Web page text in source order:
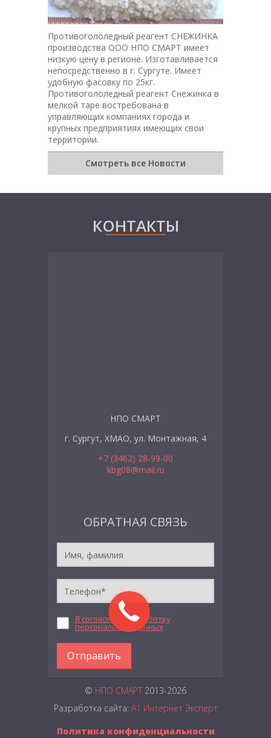
Противогололедный реагент СНЕЖИНКА
производства ООО НПО СМАРТ имеет
низкую цену в регионе. Изготавливается
непосредственно в г. Сургуте. Имеет
удобную фасовку по 25кг.
Противогололедный реагент Снежинка в
мелкой таре востребована в
управляющих компаниях города и
крупных предприятиях имеющих свои
территории.
Смотреть все Новости
КОНТАКТЫ
НПО СМАРТ
г. Сургут, ХМАО, ул. Монтажная, 4
+7 (3462) 28-99-00
kbg08@mail.ru
ОБРАТНАЯ СВЯЗЬ
Я согласен на обработку
персональных данных
Отправить
© НПО СМАРТ 2013-2026
Разработка сайта: А1 Интернет Эксперт
Политика конфиденциальности